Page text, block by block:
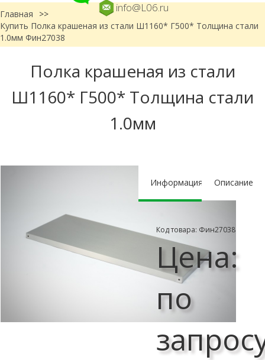
info@L06.ru
Главная
>>
Купить Полка крашеная из стали Ш1160* Г500* Толщина стали
1.0мм Фин27038
Полка крашеная из стали
Ш1160* Г500* Толщина стали
1.0мм
Информация Описание
Код товара: Фин27038
Цена:
по